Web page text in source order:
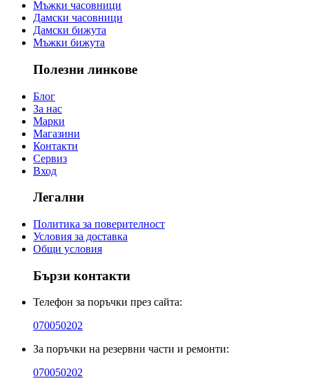
Мъжки часовници
Дамски часовници
Дамски бижута
Мъжки бижута
Полезни линкове
Блог
За нас
Марки
Магазини
Контакти
Сервиз
Вход
Легални
Политика за поверителност
Условия за доставка
Общи условия
Бързи контакти
Телефон за поръчки през сайта:
070050202
За поръчки на резервни части и ремонти:
070050202